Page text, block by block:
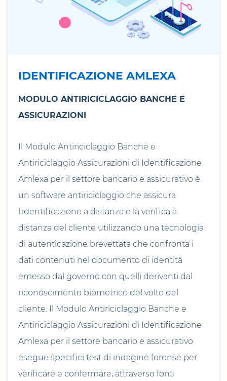
IDENTIFICAZIONE AMLEXA
MODULO ANTIRICICLAGGIO BANCHE E
ASSICURAZIONI
Il Modulo Antiriciclaggio Banche e
Antiriciclaggio Assicurazioni di Identificazione
Amlexa per il settore bancario e assicurativo è
un software antiriciclaggio che assicura
l’identificazione a distanza e la verifica a
distanza del cliente utilizzando una tecnologia
di autenticazione brevettata che confronta i
dati contenuti nel documento di identità
emesso dal governo con quelli derivanti dal
riconoscimento biometrico del volto del
cliente. Il Modulo Antiriciclaggio Banche e
Antiriciclaggio Assicurazioni di Identificazione
Amlexa per il settore bancario e assicurativo
esegue specifici test di indagine forense per
verificare e confermare, attraverso fonti